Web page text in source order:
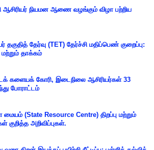
ஆசிரியர் நியமன ஆணை வழங்கும் விழா பற்றிய
தகுதித் தேர்வு (TET) தேர்ச்சி மதிப்பெண் குறைப்பு:
மற்றும் தாக்கம்
களையக் கோரி, இடைநிலை ஆசிரியர்கள் 33
போராட்டம்
மையம் (State Resource Centre) திறப்பு மற்றும்
குறித்த அறிவிப்புகள்.